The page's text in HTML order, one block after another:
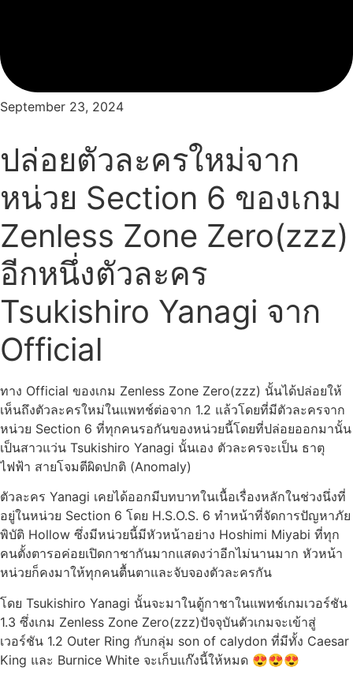
September 23, 2024
ปล่อยตัวละครใหม่จาก
หน่วย Section 6 ของเกม
Zenless Zone Zero(zzz)
อีกหนึ่งตัวละคร
Tsukishiro Yanagi จาก
Official
ทาง Official ของเกม Zenless Zone Zero(zzz) นั้นได้ปล่อยให้
เห็นถึงตัวละครใหม่ในแพทช์ต่อจาก 1.2 แล้วโดยที่มีตัวละครจาก
หน่วย Section 6 ที่ทุกคนรอกันของหน่วยนี้โดยที่ปล่อยออกมานั้น
เป็นสาวแว่น Tsukishiro Yanagi นั้นเอง ตัวละครจะเป็น ธาตุ
ไฟฟ้า สายโจมตีผิดปกติ (Anomaly)
ตัวละคร Yanagi เคยได้ออกมีบทบาทในเนื้อเรื่องหลักในช่วงนึ่งที่
อยู่ในหน่วย Section 6 โดย H.S.O.S. 6 ทำหน้าที่จัดการปัญหาภัย
พิบัติ Hollow ซึ่งมีหน่วยนี้มีหัวหน้าอย่าง Hoshimi Miyabi ที่ทุก
คนตั้งตารอค่อยเปิดกาชากันมากแสดงว่าอีกไม่นานมาก หัวหน้า
หน่วยก็คงมาให้ทุกคนตื้นตาและจับจองตัวละครกัน
โดย Tsukishiro Yanagi นั้นจะมาในตู้กาชาในแพทช์เกมเวอร์ชัน
1.3 ซึ่งเกม Zenless Zone Zero(zzz)ปัจจุบันตัวเกมจะเข้าสู่
เวอร์ชัน 1.2 Outer Ring กับกลุ่ม son of calydon ที่มีทั้ง Caesar
King และ Burnice White จะเก็บแก๊งนี้ให้หมด 😍😍😍